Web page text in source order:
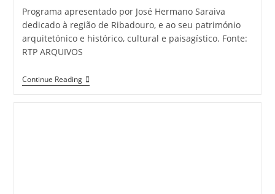
Programa apresentado por José Hermano Saraiva
dedicado à região de Ribadouro, e ao seu património
arquitetónico e histórico, cultural e paisagístico. Fonte:
RTP ARQUIVOS
Continue ReadingExcursão
No